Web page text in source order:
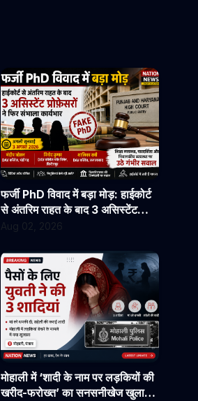
फर्जी PhD विवाद में बड़ा मोड़: हाईकोर्ट
से अंतरिम राहत के बाद 3 असिस्टेंट
प्रोफेसरों ने फिर संभाला कार्यभार, 3
Aug 02, 2026
मोहाली में ‘शादी के नाम पर लड़कियों की
खरीद-फरोख्त’ का सनसनीखेज खुलासा: